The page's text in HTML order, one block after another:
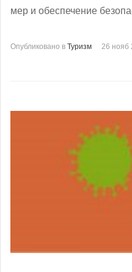
мер и обеспечение
Опубликовано в Туризм 26 нояб